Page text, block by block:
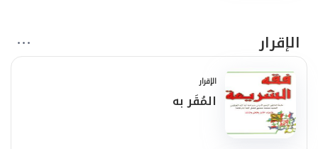
الإقرار
الإقرار
المُقَر به